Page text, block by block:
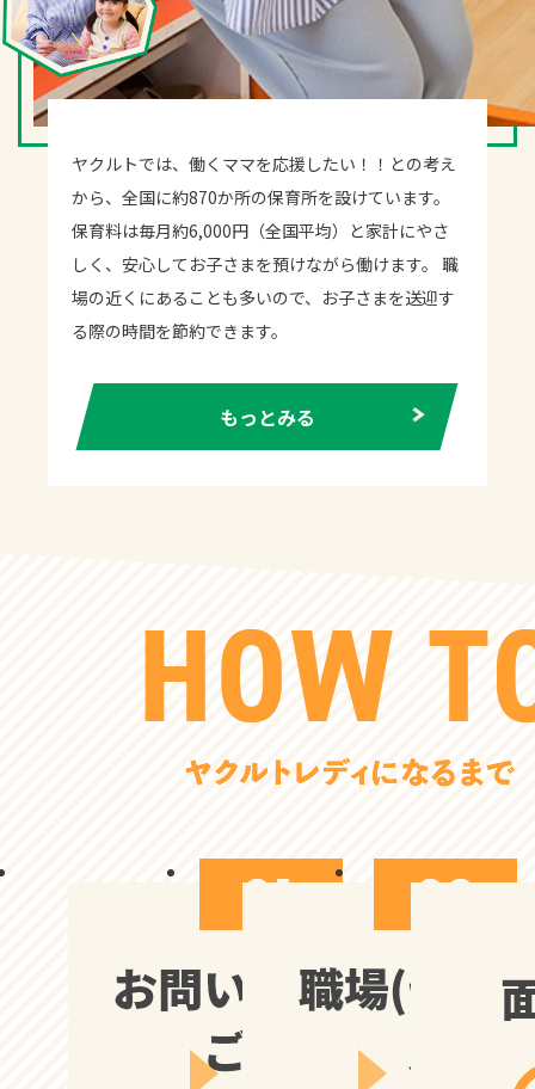
ヤクルトでは、働くママを応援したい！！との考え
から、全国に約870か所の保育所を設けています。
保育料は毎月約6,000円（全国平均）と家計にやさ
しく、安心してお子さまを預けながら働けます。 職
場の近くにあることも多いので、お子さまを送迎す
る際の時間を節約できます。
もっとみる